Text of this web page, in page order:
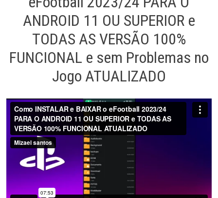
ANDROID 11 OU SUPERIOR e
TODAS AS VERSÃO 100%
FUNCIONAL e sem Problemas no
Jogo ATUALIZADO